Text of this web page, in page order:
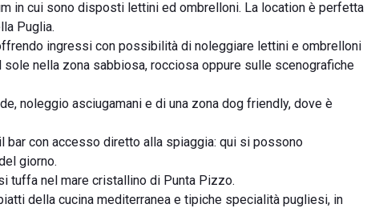
in cui sono disposti lettini ed ombrelloni. La location è perfetta
Puglia.
ingressi con possibilità di noleggiare lettini e ombrelloni
nella zona sabbiosa, rocciosa oppure sulle scenografiche
noleggio asciugamani e di una zona dog friendly, dove è
con accesso diretto alla spiaggia: qui si possono
giorno.
tuffa nel mare cristallino di Punta Pizzo.
della cucina mediterranea e tipiche specialità pugliesi, in